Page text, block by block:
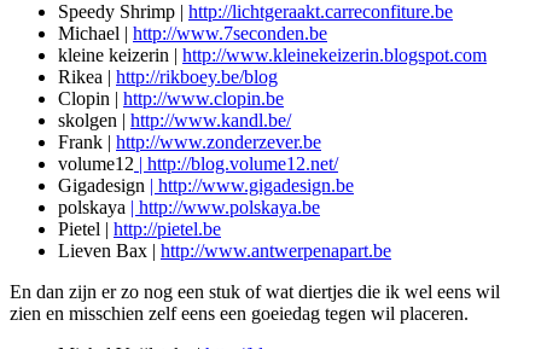
Speedy Shrimp | http://lichtgeraakt.carreconfiture.be
Michael | http://www.7seconden.be
kleine keizerin | http://www.kleinekeizerin.blogspot.com
Rikea | http://rikboey.be/blog
Clopin | http://www.clopin.be
skolgen | http://www.kandl.be/
Frank | http://www.zonderzever.be
volume12 | http://blog.volume12.net/
Gigadesign | http://www.gigadesign.be
polskaya | http://www.polskaya.be
Pietel | http://pietel.be
Lieven Bax | http://www.antwerpenapart.be
En dan zijn er zo nog een stuk of wat diertjes die ik wel eens wil
zien en misschien zelf eens een goeiedag tegen wil placeren.